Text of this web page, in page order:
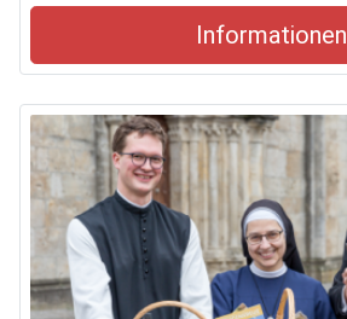
Informationen